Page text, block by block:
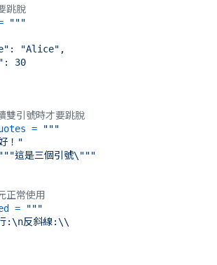
跳脫
"""
引號時才要跳脫
=
"""
常使用
=
"""